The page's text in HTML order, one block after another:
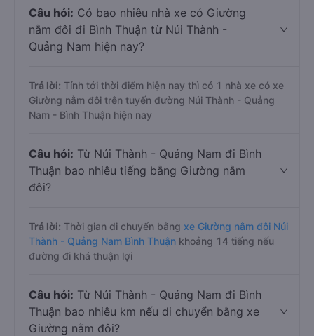
Câu hỏi: Có bao nhiêu nhà xe có Giường
nằm đôi đi Bình Thuận từ Núi Thành -
Quảng Nam hiện nay?
Trả lời: Tính tới thời điểm hiện nay thì có 1 nhà xe có xe
Giường nằm đôi trên tuyến đường Núi Thành - Quảng
Nam - Bình Thuận hiện nay
Câu hỏi: Từ Núi Thành - Quảng Nam đi Bình
Thuận bao nhiêu tiếng bằng Giường nằm
đôi?
Trả lời: Thời gian di chuyển bằng xe Giường nằm đôi Núi
Thành - Quảng Nam Bình Thuận khoảng 14 tiếng nếu
đường đi khá thuận lợi
Câu hỏi: Từ Núi Thành - Quảng Nam đi Bình
Thuận bao nhiêu km nếu di chuyển bằng xe
Giường nằm đôi?